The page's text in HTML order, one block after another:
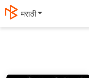
मराठी